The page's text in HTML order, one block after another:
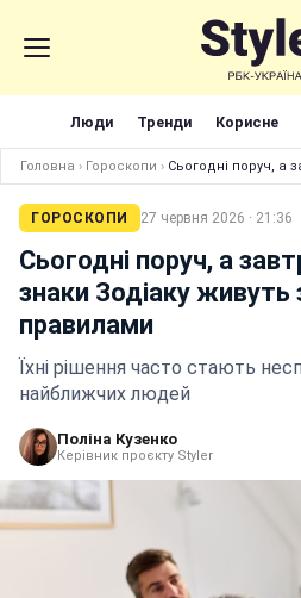
Люди Тренди Корисне
Головна › Гороскопи › Сьогодні поруч, а
ГОРОСКОПИ 27 червня 2026 · 21:36
Сьогодні поруч, а
знаки Зодіаку живуть
правилами
Їхні рішення часто стають
найближчих людей
Поліна Кузенко
Керівник проєкту Styler